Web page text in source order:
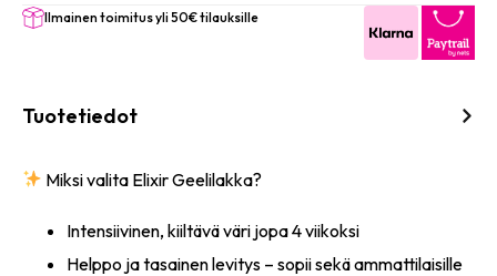
Ilmainen toimitus yli 50€ tilauksille
Tuotetiedot
Miksi valita Elixir Geelilakka?
Intensiivinen, kiiltävä väri jopa 4 viikoksi
Helppo ja tasainen levitys – sopii sekä ammattilaisille